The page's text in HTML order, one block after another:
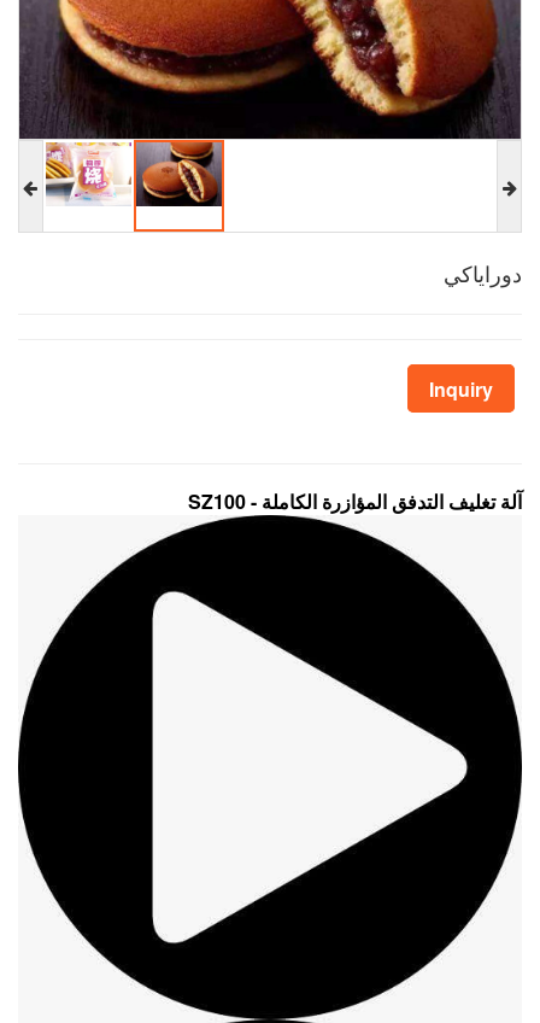
دوراياكي
Inquiry
آلة تغليف التدفق المؤازرة الكاملة - SZ100